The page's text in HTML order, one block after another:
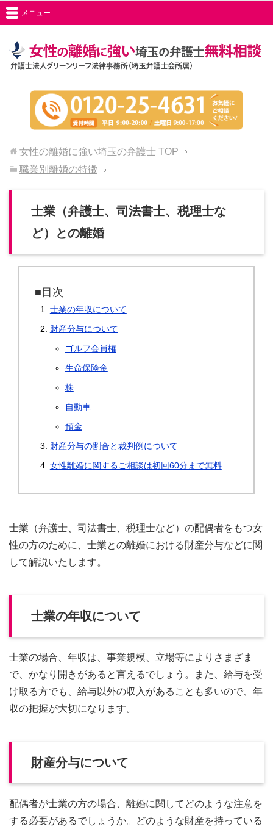
メニュー
女性の離婚に強い埼玉の弁護士 TOP
職業別離婚の特徴
士業（弁護士、司法書士、税理士な
ど）との離婚
■目次
士業の年収について
財産分与について
ゴルフ会員権
生命保険金
株
自動車
預金
財産分与の割合と裁判例について
女性離婚に関するご相談は初回60分まで無料
士業（弁護士、司法書士、税理士など）の配偶者をもつ女
性の方のために、士業との離婚における財産分与などに関
して解説いたします。
士業の年収について
士業の場合、年収は、事業規模、立場等によりさまざま
で、かなり開きがあると言えるでしょう。また、給与を受
け取る方でも、給与以外の収入があることも多いので、年
収の把握が大切になります。
財産分与について
配偶者が士業の方の場合、離婚に関してどのような注意を
する必要があるでしょうか。どのような財産を持っている